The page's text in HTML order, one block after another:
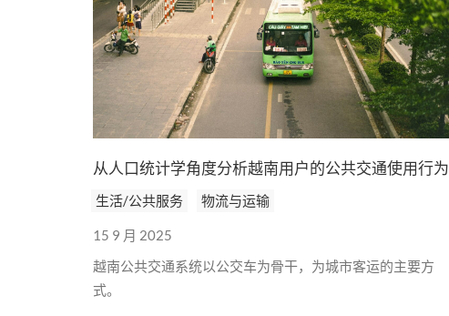
从人口统计学角度分析越南用户的公共交通使用行为
生活/公共服务 物流与运输
15 9 月 2025
越南公共交通系统以公交车为骨干，为城市客运的主要方
式。